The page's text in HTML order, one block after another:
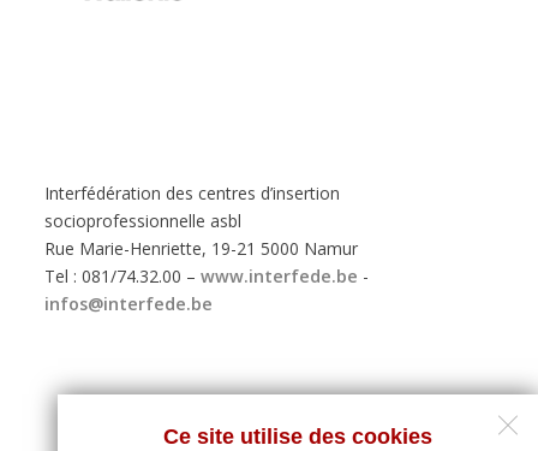
Ce site utilise des cookies
Interfédération des centres d’insertion
socioprofessionnelle asbl
Rue Marie-Henriette, 19-21 5000 Namur
Tel : 081/74.32.00 –www.interfede.be -
infos@interfede.be